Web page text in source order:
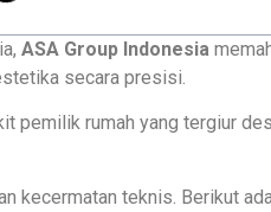
ASA Group Indonesia
secara presisi.
rumah yang tergiur
kecermatan teknis. Berikut